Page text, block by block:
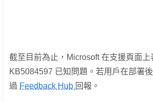
截至目前為止，Microsoft 在支援頁面
KB5084597 已知問題。若用戶在部署
過 Feedback Hub 回報。